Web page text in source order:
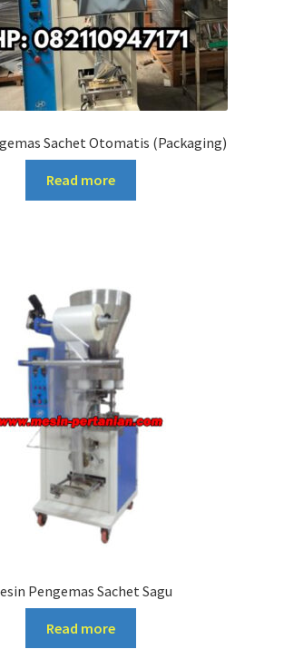
Sachet Otomatis (Packaging)
Read more
Pengemas Sachet Sagu
Read more